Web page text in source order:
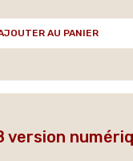
AU PANIER
version